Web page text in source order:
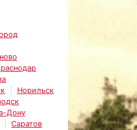
Норильск
Дону
Саратов